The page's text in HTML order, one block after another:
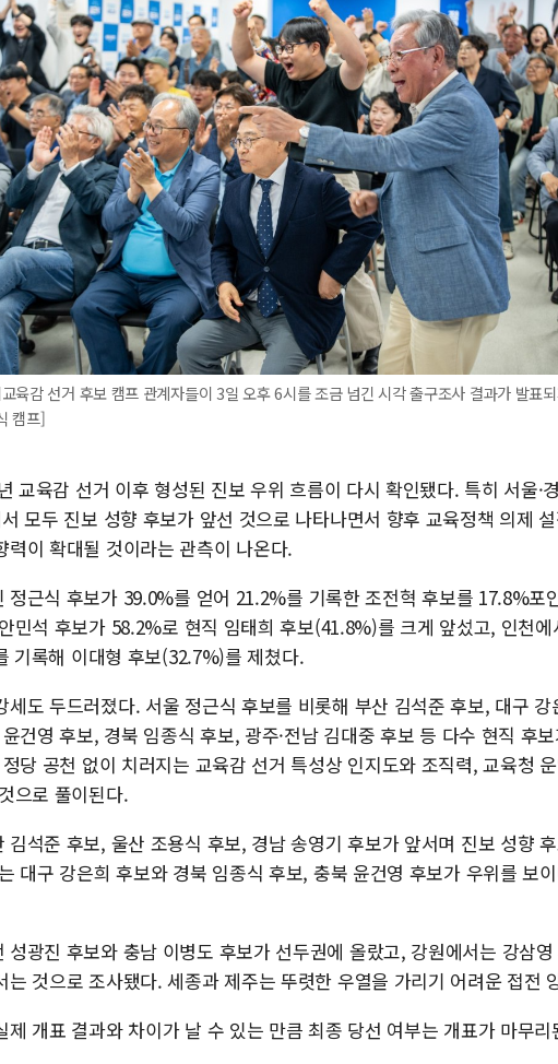
육감 선거 후보 캠프 관계자들이 3일 오후 6시를 조금 넘긴 시각 출구조사 결과가 발표
캠프]
교육감 선거 이후 형성된 진보 우위 흐름이 다시 확인됐다. 특히 서울·
모두 진보 성향 후보가 앞선 것으로 나타나면서 향후 교육정책 의제
력이 확대될 것이라는 관측이 나온다.
정근식 후보가 39.0%를 얻어 21.2%를 기록한 조전혁 후보를 17.8%포
민석 후보가 58.2%로 현직 임태희 후보(41.8%)를 크게 앞섰고, 인천에
기록해 이대형 후보(32.7%)를 제쳤다.
세도 두드러졌다. 서울 정근식 후보를 비롯해 부산 김석준 후보, 대구 강
건영 후보, 경북 임종식 후보, 광주·전남 김대중 후보 등 다수 현직 후
당 공천 없이 치러지는 교육감 선거 특성상 인지도와 조직력, 교육청
으로 풀이된다.
김석준 후보, 울산 조용식 후보, 경남 송영기 후보가 앞서며 진보 성향
대구 강은희 후보와 경북 임종식 후보, 충북 윤건영 후보가 우위를 보
성광진 후보와 충남 이병도 후보가 선두권에 올랐고, 강원에서는 강삼
는 것으로 조사됐다. 세종과 제주는 뚜렷한 우열을 가리기 어려운 접전
제 개표 결과와 차이가 날 수 있는 만큼 최종 당선 여부는 개표가 마무